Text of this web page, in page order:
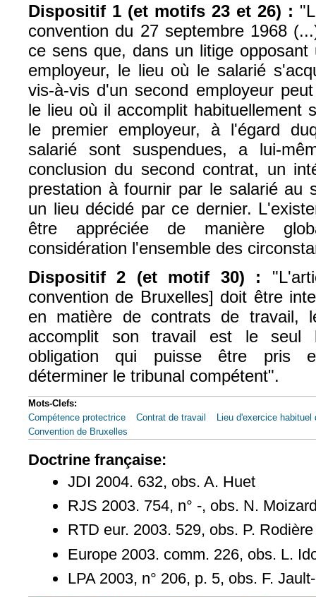
Dispositif 1 (et motifs 23 et 26) :
convention du 27 septembre 1968
ce sens que, dans un litige
employeur, le lieu où le salarié
vis-à-vis d'un second employeur
le lieu où il accomplit habituellement
le premier employeur, à l'égard
salarié sont suspendues, a lui-
conclusion du second contrat, un
prestation à fournir par le salarié au
un lieu décidé par ce dernier.
être appréciée de manière
considération l'ensemble des
Dispositif 2 (et motif 30) :
convention de Bruxelles] doit être
en matière de contrats de travail,
accomplit son travail est le seul
obligation qui puisse être pris
déterminer le tribunal compétent".
Mots-Clefs:
Compétence protectrice
Contrat de travail
Lieu d'exercice habituel
Convention de Bruxelles
Doctrine française:
JDI 2004. 632, obs. A. Huet
RJS 2003. 754, n° -, obs. N.
RTD eur. 2003. 529, obs. P. Rodière
Europe 2003. comm. 226, obs. L.
LPA 2003, n° 206, p. 5, obs. F.